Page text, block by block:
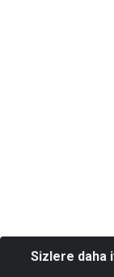
Sizlere daha